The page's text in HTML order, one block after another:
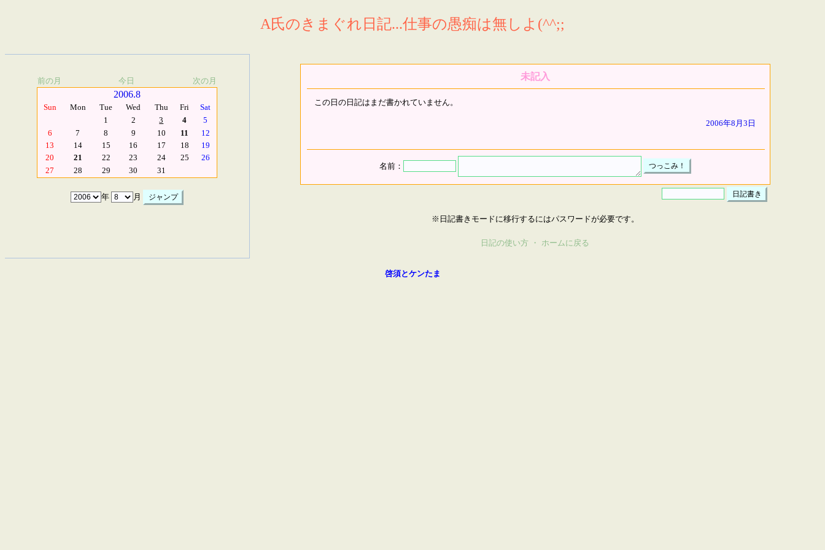
A氏のきまぐれ日記...仕事の愚痴は無しよ(^^;;
前の月 今日 次の月
2006.8
Sun Mon Tue Wed Thu Fri
Sat
1
2 3 4
5
6
7 8 9 10 11
12
13
14 15 16 17 18
19
20
21 22 23 24 25
26
27
28 29 30 31
年 月
未記入
この日の日記はまだ書かれていません。
2006年8月3日
名前：
※日記書きモードに移行するにはパスワードが必要です。
日記の使い方 ・ ホームに戻る
啓須とケンたま